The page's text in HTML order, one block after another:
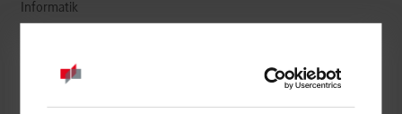
Informatik
Fujitsu Germany GmbH
Mies-van-der-Rohe-Straße 8
80807 München